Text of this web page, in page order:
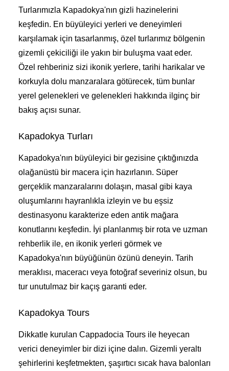
Turlarımızla Kapadokya'nın gizli hazinelerini
keşfedin. En büyüleyici yerleri ve deneyimleri
karşılamak için tasarlanmış, özel turlarımız bölgenin
gizemli çekiciliği ile yakın bir buluşma vaat eder.
Özel rehberiniz sizi ikonik yerlere, tarihi harikalar ve
korkuyla dolu manzaralara götürecek, tüm bunlar
yerel gelenekleri ve gelenekleri hakkında ilginç bir
bakış açısı sunar.
Kapadokya Turları
Kapadokya'nın büyüleyici bir gezisine çıktığınızda
olağanüstü bir macera için hazırlanın. Süper
gerçeklik manzaralarını dolaşın, masal gibi kaya
oluşumlarını hayranlıkla izleyin ve bu eşsiz
destinasyonu karakterize eden antik mağara
konutlarını keşfedin. İyi planlanmış bir rota ve uzman
rehberlik ile, en ikonik yerleri görmek ve
Kapadokya'nın büyüğünün özünü deneyin. Tarih
meraklısı, maceracı veya fotoğraf severiniz olsun, bu
tur unutulmaz bir kaçış garanti eder.
Kapadokya Tours
Dikkatle kurulan Cappadocia Tours ile heyecan
verici deneyimler bir dizi içine dalın. Gizemli yeraltı
şehirlerini keşfetmekten, şaşırtıcı sıcak hava balonları